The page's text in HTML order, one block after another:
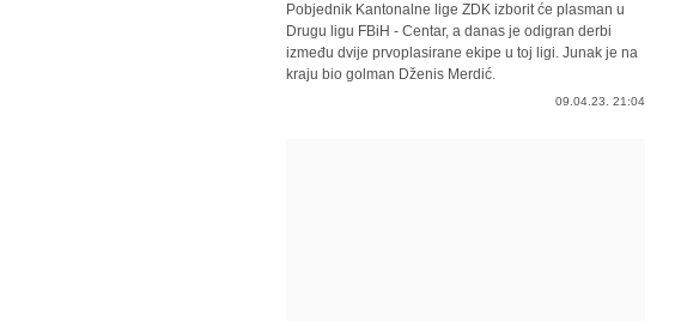
Pobjednik Kantonalne lige ZDK izborit će plasman u
Drugu ligu FBiH - Centar, a danas je odigran derbi
između dvije prvoplasirane ekipe u toj ligi. Junak je na
kraju bio golman Dženis Merdić.
09.04.23. 21:04